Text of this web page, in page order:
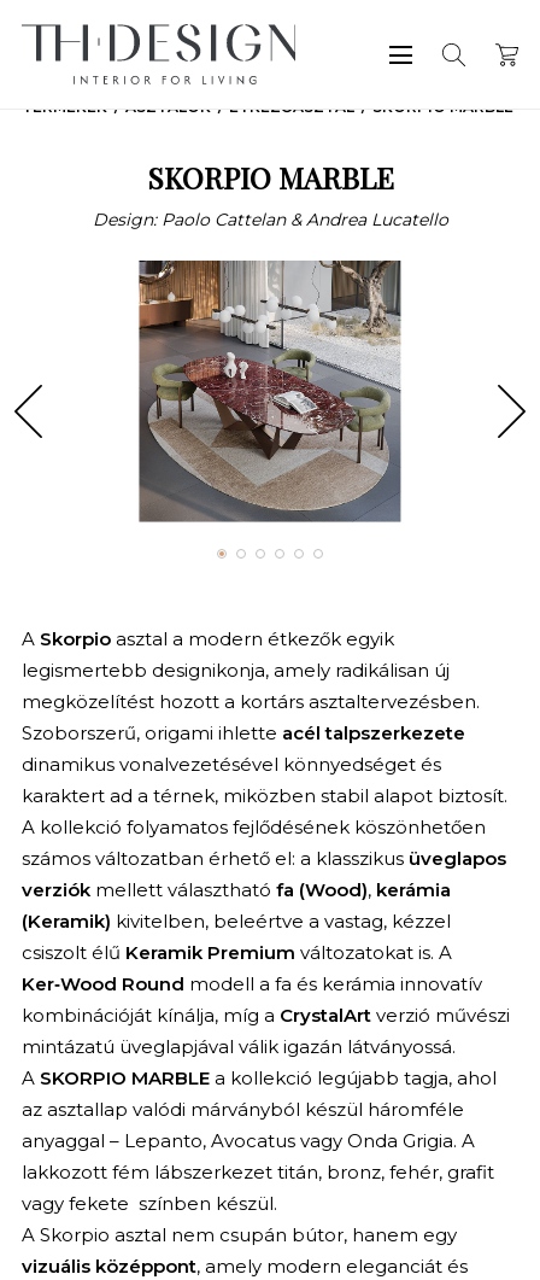
TERMÉKEK ASZTALOK ÉTKEZŐASZTAL SKORPIO MARBLE
SKORPIO MARBLE
Design: Paolo Cattelan & Andrea Lucatello
A Skorpioasztal a modern étkezők egyik
legismertebb designikonja, amely radikálisan új
megközelítést hozott a kortárs asztaltervezésben.
Szoborszerű, origami ihlette acél talpszerkezete
dinamikus vonalvezetésével könnyedséget és
karaktert ad a térnek, miközben stabil alapot biztosít.
A kollekció folyamatos fejlődésének köszönhetően
számos változatban érhető el: a klasszikus üveglapos
verziókmellett választható fa (Wood), kerámia
(Keramik) kivitelben, beleértve a vastag, kézzel
csiszolt élű Keramik Premium változatokat is. A
Ker‑Wood Round modell a fa és kerámia innovatív
kombinációját kínálja, míg a CrystalArtverzió művészi
mintázatú üveglapjával válik igazán látványossá.
A SKORPIO MARBLE a kollekció legújabb tagja, ahol
az asztallap valódi márványból készül háromféle
anyaggal – Lepanto, Avocatus vagy Onda Grigia. A
lakkozott fém lábszerkezet titán, bronz, fehér, grafit
vagy fekete színben készül.
A Skorpio asztal nem csupán bútor, hanem egy
vizuális középpont, amely modern eleganciát és